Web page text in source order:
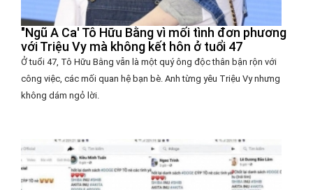
"Ngũ A Ca' Tô Hữu Bằng vì mối tình đơn phương
với Triệu Vy mà không kết hôn ở tuổi 47
Ở tuổi 47, Tô Hữu Bằng vẫn là một quý ông độc thân bận rộn với
công việc, các mối quan hệ bạn bè. Anh từng yêu Triệu Vy nhưng
không dám ngỏ lời.